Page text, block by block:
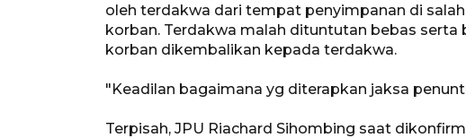
oleh terdakwa dari tempat penyimpanan di
korban. Terdakwa malah dituntutan bebas serta
korban dikembalikan kepada terdakwa.
"Keadilan bagaimana yg diterapkan jaksa
Terpisah, JPU Riachard Sihombing saat